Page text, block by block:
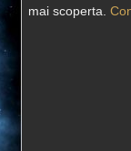
mai scoperta.